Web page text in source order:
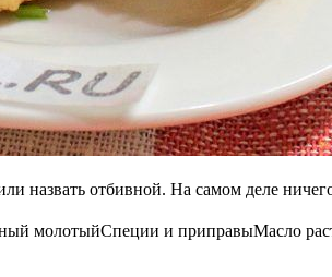
назвать отбивной. На самом деле
молотыйСпеции и приправыМасло